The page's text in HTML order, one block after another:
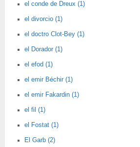
el conde de Dreux (1)
el divorcio (1)
el doctro Clot-Bey (1)
el Dorador (1)
el efod (1)
el emir Béchir (1)
el emir Fakardin (1)
el fil (1)
el Fostat (1)
El Garb (2)